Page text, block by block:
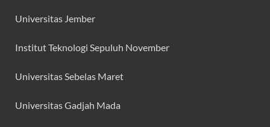
Universitas Jember
Institut Teknologi Sepuluh November
Universitas Sebelas Maret
Universitas Gadjah Mada